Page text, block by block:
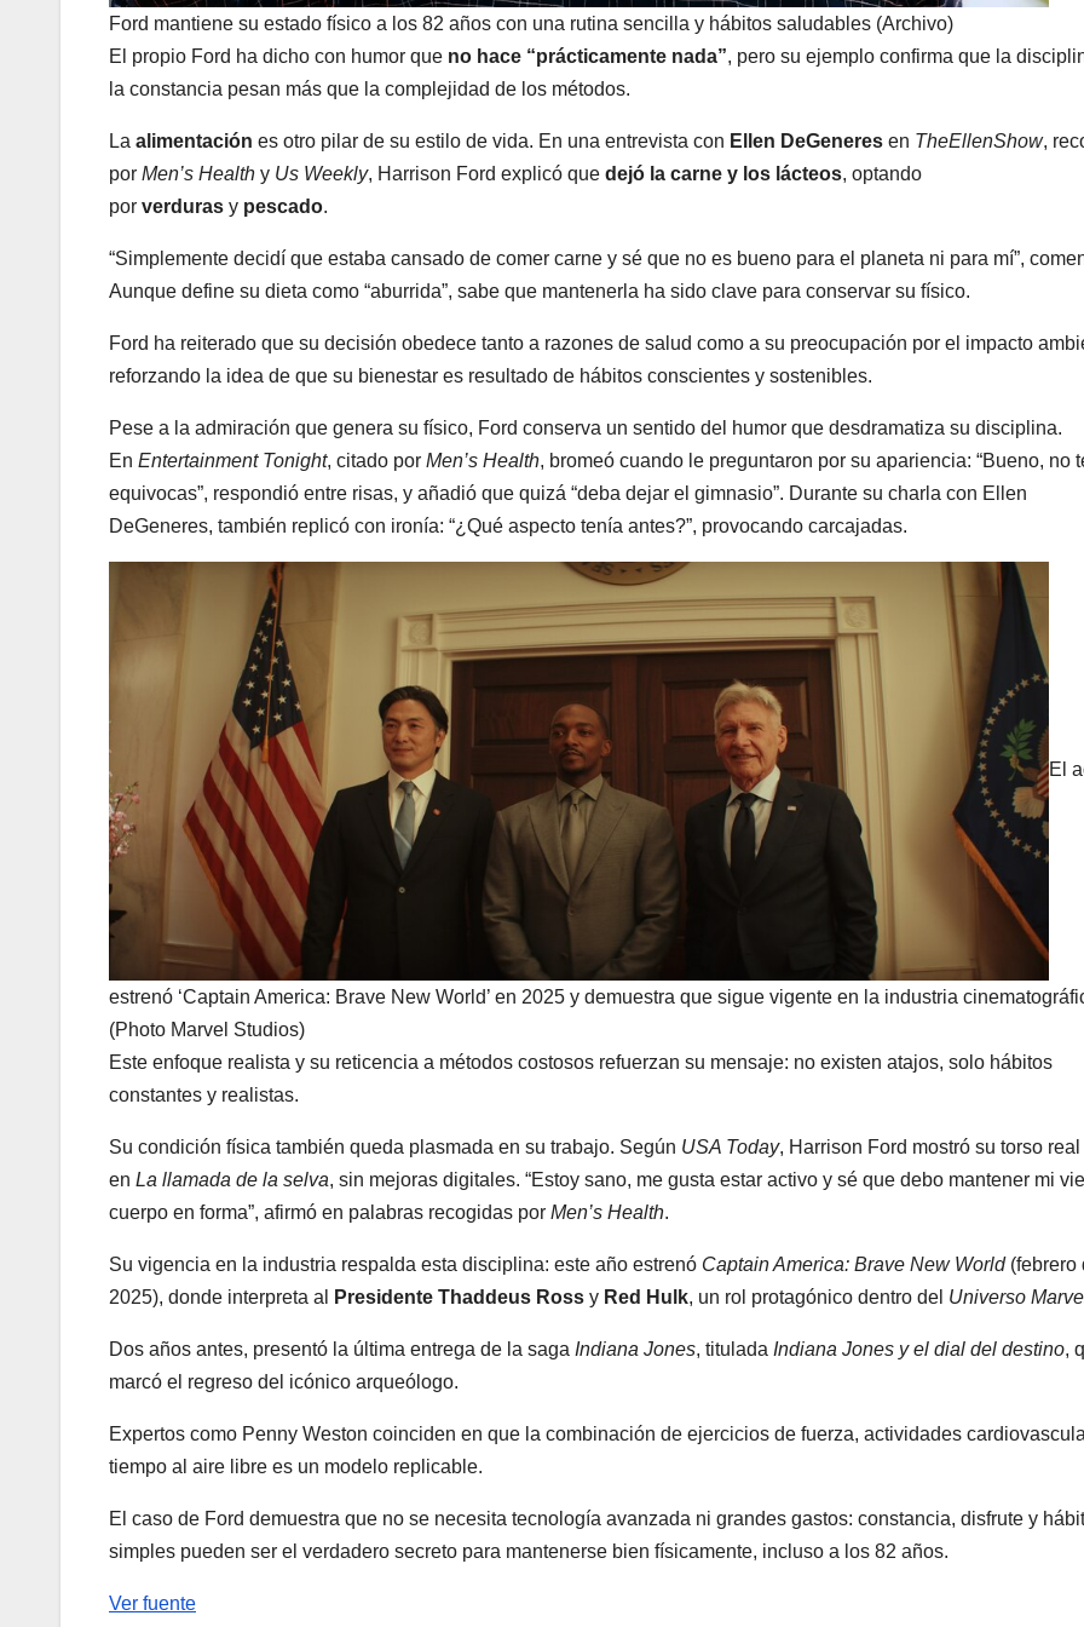
Ford mantiene su estado físico a los 82 años con una rutina sencilla y hábitos saludables (Archivo)
El propio Ford ha dicho con humor que no hace “prácticamente nada”, pero su ejemplo confirma que la
la constancia pesan más que la complejidad de los métodos.
La alimentación es otro pilar de su estilo de vida. En una entrevista con Ellen DeGeneres en TheEllenShow,
por Men’s Health y Us Weekly, Harrison Ford explicó que dejó la carne y los lácteos, optando
por verduras y pescado.
“Simplemente decidí que estaba cansado de comer carne y sé que no es bueno para el planeta ni para mí”,
Aunque define su dieta como “aburrida”, sabe que mantenerla ha sido clave para conservar su físico.
Ford ha reiterado que su decisión obedece tanto a razones de salud como a su preocupación por el impacto
reforzando la idea de que su bienestar es resultado de hábitos conscientes y sostenibles.
Pese a la admiración que genera su físico, Ford conserva un sentido del humor que desdramatiza su disciplina.
En Entertainment Tonight, citado por Men’s Health, bromeó cuando le preguntaron por su apariencia: “Bueno, no
equivocas”, respondió entre risas, y añadió que quizá “deba dejar el gimnasio”. Durante su charla con Ellen
DeGeneres, también replicó con ironía: “¿Qué aspecto tenía antes?”, provocando carcajadas.
El
estrenó ‘Captain America: Brave New World’ en 2025 y demuestra que sigue vigente en la industria
(Photo Marvel Studios)
Este enfoque realista y su reticencia a métodos costosos refuerzan su mensaje: no existen atajos, solo hábitos
constantes y realistas.
Su condición física también queda plasmada en su trabajo. Según USA Today, Harrison Ford mostró su torso real
en La llamada de la selva, sin mejoras digitales. “Estoy sano, me gusta estar activo y sé que debo mantener mi
cuerpo en forma”, afirmó en palabras recogidas por Men’s Health.
Su vigencia en la industria respalda esta disciplina: este año estrenó Captain America: Brave New World(febrero
2025), donde interpreta al
Presidente Thaddeus Ross y Red Hulk, un rol protagónico dentro del Universo
Dos años antes, presentó la última entrega de la saga Indiana Jones, titulada Indiana Jones y el dial del destino,
marcó el regreso del icónico arqueólogo.
Expertos como Penny Weston coinciden en que la combinación de ejercicios de fuerza, actividades
tiempo al aire libre es un modelo replicable.
El caso de Ford demuestra que no se necesita tecnología avanzada ni grandes gastos: constancia, disfrute y
simples pueden ser el verdadero secreto para mantenerse bien físicamente, incluso a los 82 años.
Ver fuente